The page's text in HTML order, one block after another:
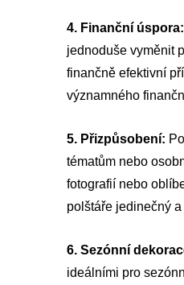
4. Finanční úspora:
jednoduše vyměnit
finančně efektivní
významného
5. Přizpůsobení:
tématům nebo
fotografií nebo
polštáře jedinečný
6. Sezónní
ideálními pro